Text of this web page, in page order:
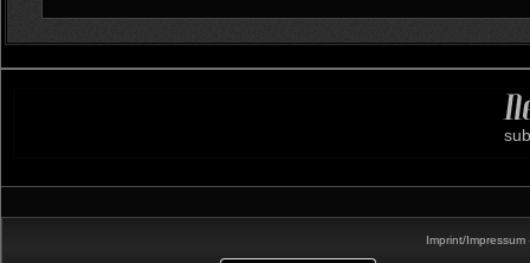
Imprint/